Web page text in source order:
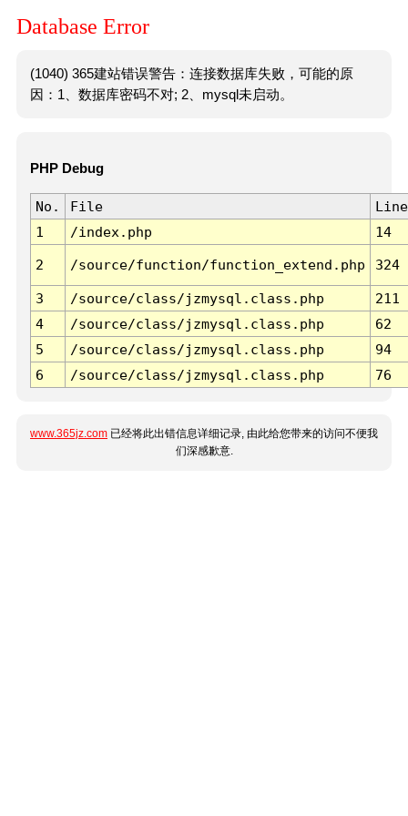
Database Error
(1040) 365建站错误警告：连接数据库失败，可能的原
因：1、数据库密码不对; 2、mysql未启动。
PHP Debug
No. File
Line
1
/index.php 14
2 /source/function/function_extend.php 324
3 /source/class/jzmysql.class.php
211
4
/source/class/jzmysql.class.php
62
5
/source/class/jzmysql.class.php
94
6
/source/class/jzmysql.class.php 76
www.365jz.com 已经将此出错信息详细记录, 由此给您带来的访问不便我
们深感歉意.